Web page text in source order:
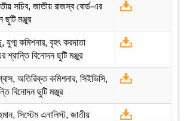
সচিব, জাতীয় রাজস্ব বোর্ড-এর
ছুটি মঞ্জুর
যুগ্ম কমিশনার, বৃহৎ করদাতা
বিনোদন ছুটি মঞ্জুর
অতিরিক্ত কমিশনার, সিইভিসি,
বিনোদন ছুটি মঞ্জুর
সিস্টেম এনালিস্ট, জাতীয়